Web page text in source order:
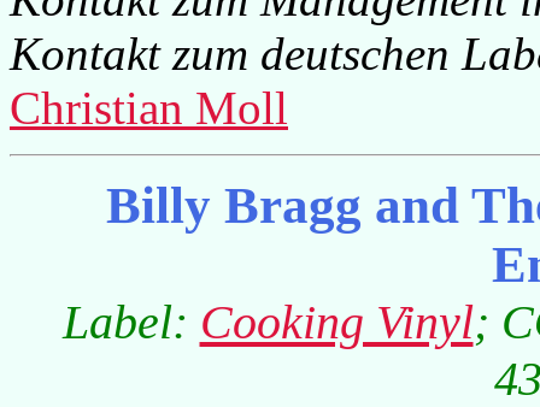
Kontakt zum deutschen
Christian Moll
Billy Bragg and
Label: Cooking Vinyl;